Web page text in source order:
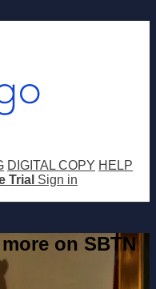
DIGITAL COPY HELP
Trial Sign in
on SBTN